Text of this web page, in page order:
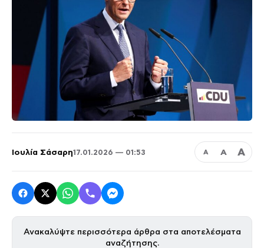
Ιουλία Σάσαρη17.01.2026 — 01:53 Α Α Α
Ανακαλύψτε περισσότερα άρθρα στα αποτελέσματα
αναζήτησης.